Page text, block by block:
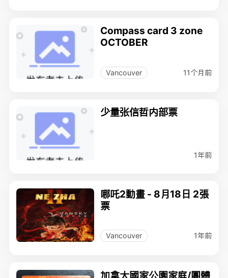
Compass card 3 zone
OCTOBER
Vancouver 11个月前
少量张信哲内部票
1年前
哪吒2動畫 - 8月18日 2張
票
Vancouver 1年前
加拿大國家公園家庭/團體